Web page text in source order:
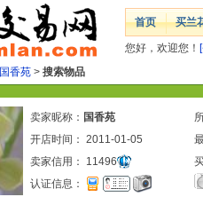
首页 买兰
您好，欢迎您！
国香苑 > 搜索物品
卖家昵称： 国香苑
开店时间： 2011-01-05
卖家信用： 11496
认证信息：